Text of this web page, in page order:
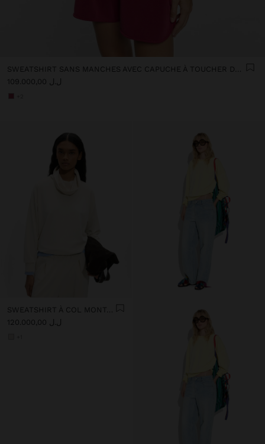
SWEATSHIRT SANS MANCHES AVEC CAPUCHE À TOUCHER DOUX
ل.ل 109.000,00
SWEATSHIRT À COL MONTANT AVEC TOUCHER DOUX
ل.ل 120.000,00